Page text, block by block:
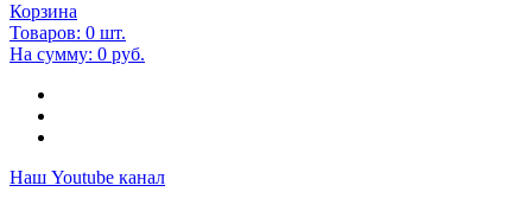
Корзина
Товаров: 0 шт.
На сумму: 0 руб.
Наш Youtube канал